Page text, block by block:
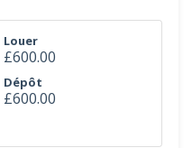
Louer
£600.00
Dépôt
£600.00